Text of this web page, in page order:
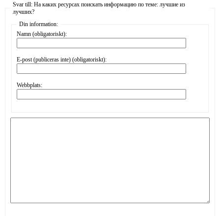
Svar till: На каких ресурсах поискать информацию по теме: лучшие из
лучших?
Din information:
Namn (obligatoriskt):
E-post (publiceras inte) (obligatoriskt):
Webbplats: